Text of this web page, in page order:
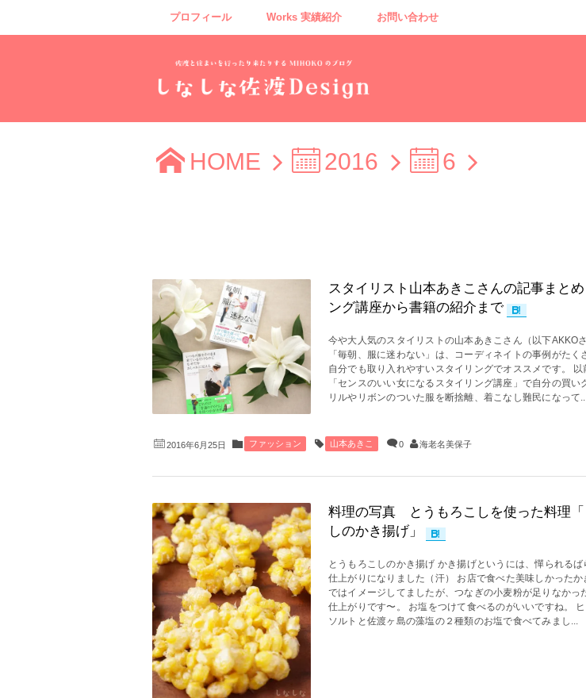
プロフィール Works 実績紹介 お問い合わせ
HOME 2016 6
スタイリスト山本あきこさんの記事まとめ
ング講座から書籍の紹介まで
今や大人気のスタイリストの山本あきこさん（以下AKKO
「毎朝、服に迷わない」は、コーディネイトの事例がたく
自分でも取り入れやすいスタイリングでオススメです。 以
「センスのいい女になるスタイリング講座」で自分の買い
リルやリボンのついた服を断捨離、着こなし難民になって
2016年6月25日 ファッション 山本あきこ 0 海老名美保子
料理の写真 とうもろこしを使った料理「
しのかき揚げ」
とうもろこしのかき揚げ かき揚げというには、憚られるば
仕上がりになりました（汗） お店で食べた美味しかったか
ではイメージしてましたが、つなぎの小麦粉が足りなかっ
仕上がりです〜。 お塩をつけて食べるのがいいですね。
ソルトと佐渡ヶ島の藻塩の２種類のお塩で食べてみまし...